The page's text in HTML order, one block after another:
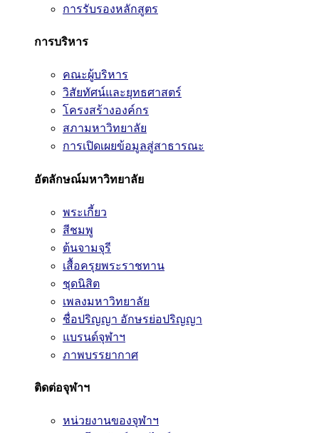
การรับรองหลักสูตร
การบริหาร
คณะผู้บริหาร
วิสัยทัศน์และยุทธศาสตร์
โครงสร้างองค์กร
สภามหาวิทยาลัย
การเปิดเผยข้อมูลสู่สาธารณะ
อัตลักษณ์มหาวิทยาลัย
พระเกี้ยว
สีชมพู
ต้นจามจุรี
เสื้อครุยพระราชทาน
ชุดนิสิต
เพลงมหาวิทยาลัย
ชื่อปริญญา อักษรย่อปริญญา
แบรนด์จุฬาฯ
ภาพบรรยากาศ
ติดต่อจุฬาฯ
หน่วยงานของจุฬาฯ